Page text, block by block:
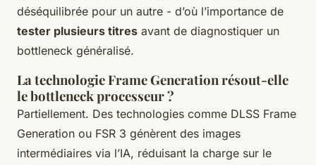
déséquilibrée pour un autre - d’où l’importance de
tester plusieurs titres avant de diagnostiquer un
bottleneck généralisé.
La technologie Frame Generation résout-elle
le bottleneck processeur ?
Partiellement. Des technologies comme DLSS Frame
Generation ou FSR 3 génèrent des images
intermédiaires via l’IA, réduisant la charge sur le